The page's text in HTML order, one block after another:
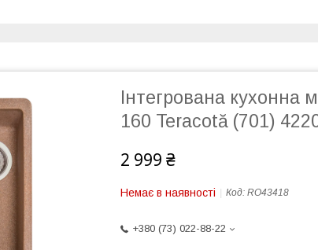
Інтегрована кухонна
160 Teracotă (701)
2 999 ₴
Немає в наявності Код: RO43418
+380 (73) 022-88-22